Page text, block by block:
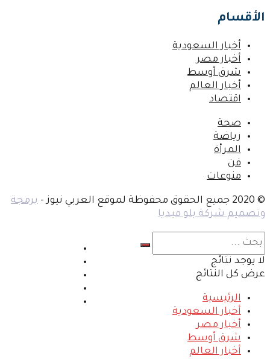
الأقسام
أخبار السعودية
أخبار مصر
شرق أوسط
أخبار العالم
اقتصاد
صحة
رياضة
المرأة
فن
منوعات
© 2020 جميع الحقوق محفوظة لموقع العربي نيوز -
برمجة
وتصميم شركة بلو ميديا
لا يوجد نتائج
عرض كل النتائج
الرئيسية
أخبار السعودية
أخبار مصر
شرق أوسط
أخبار العالم